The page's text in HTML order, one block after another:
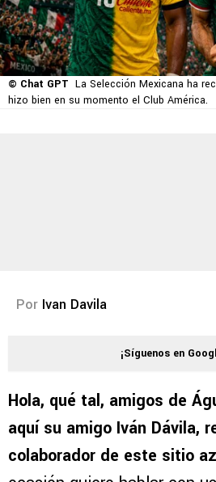
© Chat GPT La Selección Mexicana ha
hizo bien en su momento el Club América.
Por Ivan Davila
¡Síguenos en
Hola, qué tal, amigos de
aquí su amigo Iván Dávila,
colaborador de este sitio